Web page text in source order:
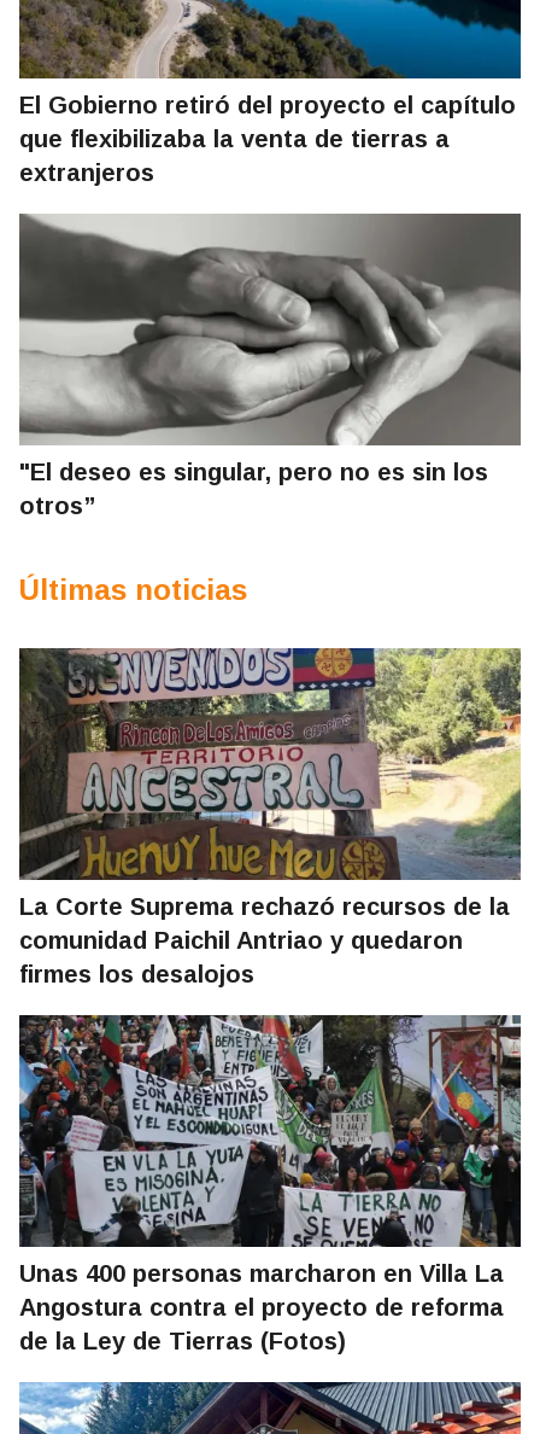
El Gobierno retiró del proyecto el capítulo
que flexibilizaba la venta de tierras a
extranjeros
"El deseo es singular, pero no es sin los
otros”
Últimas noticias
La Corte Suprema rechazó recursos de la
comunidad Paichil Antriao y quedaron
firmes los desalojos
Unas 400 personas marcharon en Villa La
Angostura contra el proyecto de reforma
de la Ley de Tierras (Fotos)